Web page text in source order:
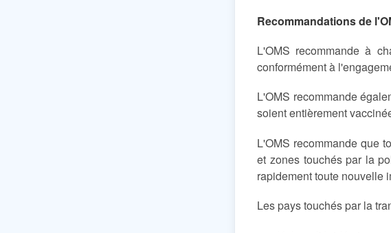
Recommandations de
L'OMS recommande à
conformément à
L'OMS recommande
soient entièrement
L'OMS recommande que
et zones touchés par la
rapidement toute nouvelle
Les pays touchés par la